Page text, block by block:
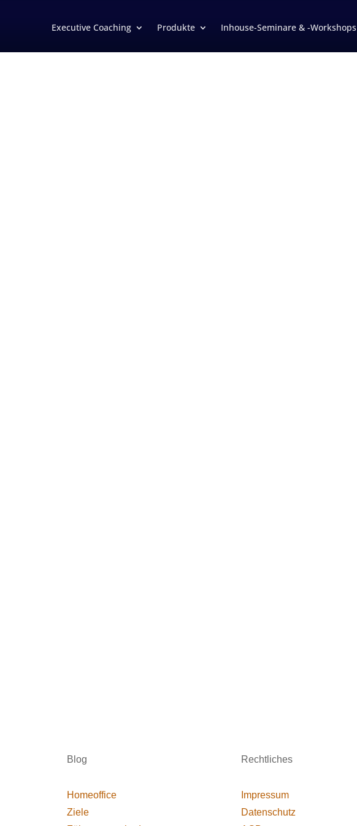
Executive Coaching Produkte Inhouse-Seminare & -Workshops
Blog
Homeoffice
Ziele
Rechtliches
Impressum
Datenschutz